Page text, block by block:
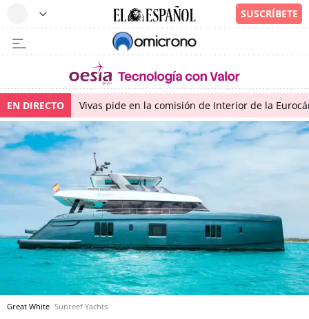
EN DIRECTO Vivas pide en la comisión de Interior de la
Great White Sunreef Yachts